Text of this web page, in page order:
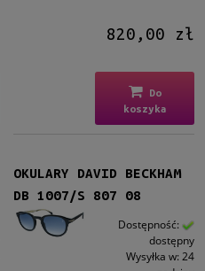
820,00 zł
Do
koszyka
OKULARY DAVID BECKHAM
DB 1007/S 807 08
Dostępność:
dostępny
Wysyłka w: 24